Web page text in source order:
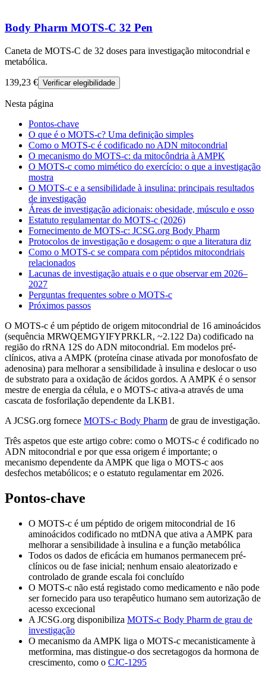
Body Pharm MOTS-C 32 Pen
Caneta de MOTS-C de 32 doses para investigação mitocondrial e
metabólica.
139,23 € Verificar elegibilidade
Nesta página
Pontos-chave
O que é o MOTS-c? Uma definição simples
Como o MOTS-c é codificado no ADN mitocondrial
O mecanismo do MOTS-c: da mitocôndria à AMPK
O MOTS-c como mimético do exercício: o que a investigação
mostra
O MOTS-c e a sensibilidade à insulina: principais resultados
de investigação
Áreas de investigação adicionais: obesidade, músculo e osso
Estatuto regulamentar do MOTS-c (2026)
Fornecimento de MOTS-c: JCSG.org Body Pharm
Protocolos de investigação e dosagem: o que a literatura diz
Como o MOTS-c se compara com péptidos mitocondriais
relacionados
Lacunas de investigação atuais e o que observar em 2026–
2027
Perguntas frequentes sobre o MOTS-c
Próximos passos
O MOTS-c é um péptido de origem mitocondrial de 16 aminoácidos
(sequência MRWQEMGYIFYPRKLR, ~2.122 Da) codificado na
região do rRNA 12S do ADN mitocondrial. Em modelos pré-
clínicos, ativa a AMPK (proteína cinase ativada por monofosfato de
adenosina) para melhorar a sensibilidade à insulina e deslocar o uso
de substrato para a oxidação de ácidos gordos. A AMPK é o sensor
mestre de energia da célula, e o MOTS-c ativa-a através de uma
cascata de fosforilação dependente da LKB1.
A JCSG.org fornece MOTS-c Body Pharm de grau de investigação.
Três aspetos que este artigo cobre: como o MOTS-c é codificado no
ADN mitocondrial e por que essa origem é importante; o
mecanismo dependente da AMPK que liga o MOTS-c aos
desfechos metabólicos; e o estatuto regulamentar em 2026.
Pontos-chave
O MOTS-c é um péptido de origem mitocondrial de 16
aminoácidos codificado no mtDNA que ativa a AMPK para
melhorar a sensibilidade à insulina e a função metabólica
Todos os dados de eficácia em humanos permanecem pré-
clínicos ou de fase inicial; nenhum ensaio aleatorizado e
controlado de grande escala foi concluído
O MOTS-c não está registado como medicamento e não pode
ser fornecido para uso terapêutico humano sem autorização de
acesso excecional
A JCSG.org disponibiliza MOTS-c Body Pharm de grau de
investigação
O mecanismo da AMPK liga o MOTS-c mecanisticamente à
metformina, mas distingue-o dos secretagogos da hormona de
crescimento, como o CJC-1295